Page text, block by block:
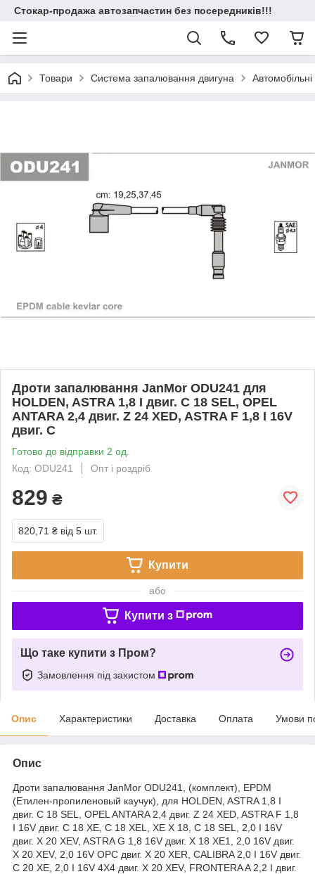
Стокар-продажа автозапчастин без посередників!!!
Товари Система запалювання двигуна
Дроти запалювання JanMor ODU241 для
HOLDEN, ASTRA 1,8 I двиг. C 18 SEL, OPEL
ANTARA 2,4 двиг. Z 24 XED, ASTRA F 1,8 I 16V
двиг. C
Готово до відправки 2 од.
Код: ODU241
Опт і роздріб
829 ₴
820,71 ₴ від 5 шт.
Купити
або
Купити з
Що таке купити з Пром?
Замовлення під захистом
Опис Характеристики Доставка Оплата Умови
Опис
Дроти запалювання JanMor ODU241, (комплект), EPDM
(Етилен-пропиленовый каучук), для HOLDEN, ASTRA 1,8 I
двиг. C 18 SEL, OPEL ANTARA 2,4 двиг. Z 24 XED, ASTRA F 1,8
I 16V двиг. C 18 XE, C 18 XEL, XE X 18, C 18 SEL, 2,0 I 16V
двиг. X 20 XEV, ASTRA G 1,8 16V двиг. X 18 XE1, 2,0 16V двиг.
X 20 XEV, 2,0 16V OPC двиг. X 20 XER, CALIBRA 2,0 I 16V двиг.
C 20 XE, 2,0 I 16V 4X4 двиг. X 20 XEV, FRONTERA A 2,2 I двиг.